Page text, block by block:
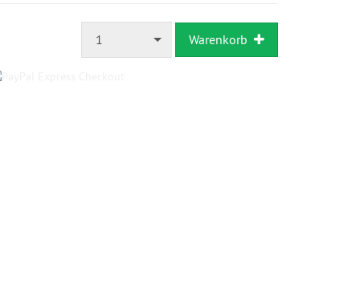
3
1 Warenkorb